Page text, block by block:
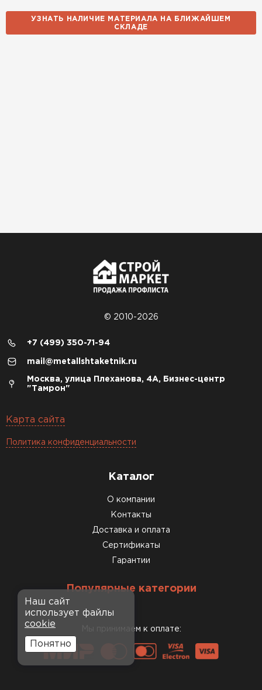
УЗНАТЬ НАЛИЧИЕ МАТЕРИАЛА НА БЛИЖАЙШЕМ
СКЛАДЕ
© 2010-2026
+7 (499) 350-71-94
mail@metallshtaketnik.ru
Москва, улица Плеханова, 4А, Бизнес-центр
"Тамрон"
Карта сайта
Политика конфиденциальности
Каталог
О компании
Контакты
Доставка и оплата
Сертификаты
Гарантии
Популярные категории
Мы принимаем к оплате:
Наш сайт
использует файлы
cookie
Понятно